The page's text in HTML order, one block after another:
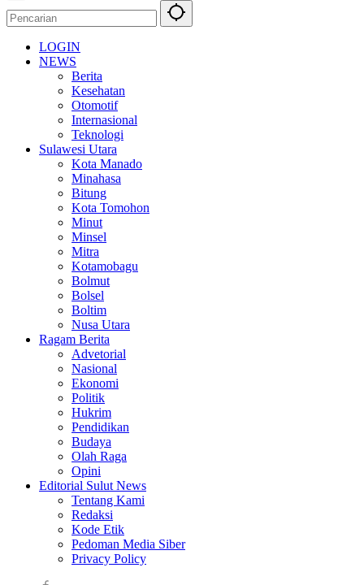
LOGIN
NEWS
Berita
Kesehatan
Otomotif
Internasional
Teknologi
Sulawesi Utara
Kota Manado
Minahasa
Bitung
Kota Tomohon
Minut
Minsel
Mitra
Kotamobagu
Bolmut
Bolsel
Boltim
Nusa Utara
Ragam Berita
Advetorial
Nasional
Ekonomi
Politik
Hukrim
Pendidikan
Budaya
Olah Raga
Opini
Editorial Sulut News
Tentang Kami
Redaksi
Kode Etik
Pedoman Media Siber
Privacy Policy